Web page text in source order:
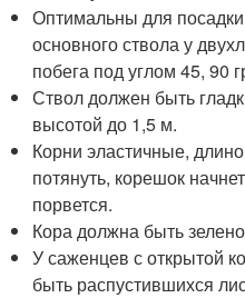
Оптимальны для
основного ствола у
побега под углом 45, 90
Ствол должен быть
высотой до 1,5 м.
Корни эластичные,
потянуть, корешок
порвется.
Кора должна быть
У саженцев с открытой
быть распустившихся